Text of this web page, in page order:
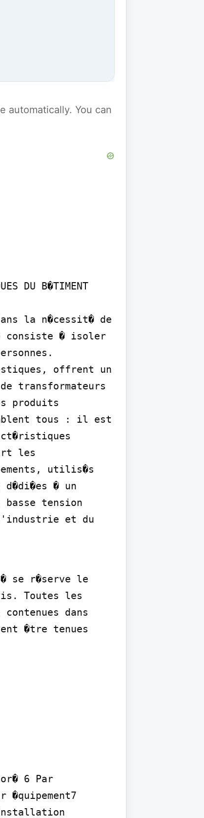
automatically. You can
DU B�TIMENT
la n�cessit� de
consiste � isoler
offrent un
transformateurs
produits
tous : il est
les
utilis�s
d�di�es � un
tension
et du
se r�serve le
Toutes les
dans
�tre tenues
6 Par
�quipement7